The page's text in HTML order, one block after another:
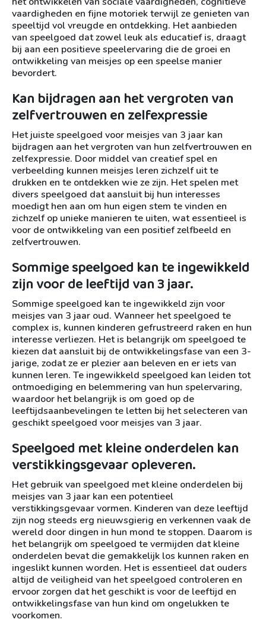
vaardigheden en fijne motoriek terwijl ze genieten van
speeltijd vol vreugde en ontdekking. Het aanbieden
van speelgoed dat zowel leuk als educatief is, draagt
bij aan een positieve speelervaring die de groei en
ontwikkeling van meisjes op een speelse manier
bevordert.
Kan bijdragen aan het vergroten van
zelfvertrouwen en zelfexpressie
Het juiste speelgoed voor meisjes van 3 jaar kan
bijdragen aan het vergroten van hun zelfvertrouwen en
zelfexpressie. Door middel van creatief spel en
verbeelding kunnen meisjes leren zichzelf uit te
drukken en te ontdekken wie ze zijn. Het spelen met
divers speelgoed dat aansluit bij hun interesses
moedigt hen aan om hun eigen stem te vinden en
zichzelf op unieke manieren te uiten, wat essentieel is
voor de ontwikkeling van een positief zelfbeeld en
zelfvertrouwen.
Sommige speelgoed kan te ingewikkeld
zijn voor de leeftijd van 3 jaar.
Sommige speelgoed kan te ingewikkeld zijn voor
meisjes van 3 jaar oud. Wanneer het speelgoed te
complex is, kunnen kinderen gefrustreerd raken en hun
interesse verliezen. Het is belangrijk om speelgoed te
kiezen dat aansluit bij de ontwikkelingsfase van een 3-
jarige, zodat ze er plezier aan beleven en er iets van
kunnen leren. Te ingewikkeld speelgoed kan leiden tot
ontmoediging en belemmering van hun spelervaring,
waardoor het belangrijk is om goed op de
leeftijdsaanbevelingen te letten bij het selecteren van
geschikt speelgoed voor meisjes van 3 jaar.
Speelgoed met kleine onderdelen kan
verstikkingsgevaar opleveren.
Het gebruik van speelgoed met kleine onderdelen bij
meisjes van 3 jaar kan een potentieel
verstikkingsgevaar vormen. Kinderen van deze leeftijd
zijn nog steeds erg nieuwsgierig en verkennen vaak de
wereld door dingen in hun mond te stoppen. Daarom is
het belangrijk om speelgoed te vermijden dat kleine
onderdelen bevat die gemakkelijk los kunnen raken en
ingeslikt kunnen worden. Het is essentieel dat ouders
altijd de veiligheid van het speelgoed controleren en
ervoor zorgen dat het geschikt is voor de leeftijd en
ontwikkelingsfase van hun kind om ongelukken te
voorkomen.